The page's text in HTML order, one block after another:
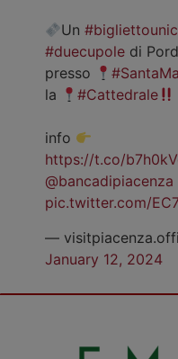
Un
#duecupole di
presso
la
#Cattedrale
info
https://t.co/
@bancadipiacenza
pic.twitter.com/
—
January 12, 2024